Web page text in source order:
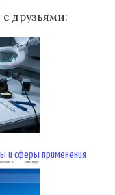
друзьями:
и сферы применения